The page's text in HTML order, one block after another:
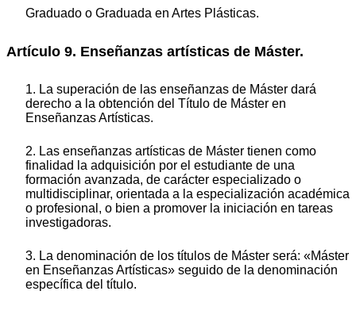
Graduado o Graduada en Artes Plásticas.
Artículo 9. Enseñanzas artísticas de Máster.
1. La superación de las enseñanzas de Máster dará
derecho a la obtención del Título de Máster en
Enseñanzas Artísticas.
2. Las enseñanzas artísticas de Máster tienen como
finalidad la adquisición por el estudiante de una
formación avanzada, de carácter especializado o
multidisciplinar, orientada a la especialización académica
o profesional, o bien a promover la iniciación en tareas
investigadoras.
3. La denominación de los títulos de Máster será: «Máster
en Enseñanzas Artísticas» seguido de la denominación
específica del título.